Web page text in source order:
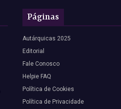
Páginas
Autárquicas 2025
Editorial
Fale Conosco
Helpie FAQ
Política de Cookies
Política de Privacidade